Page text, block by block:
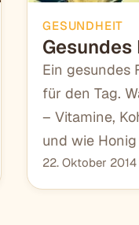
GESUNDHEIT
Ein gesundes
für den Tag.
– Vitamine,
und wie
22. Oktober 2014